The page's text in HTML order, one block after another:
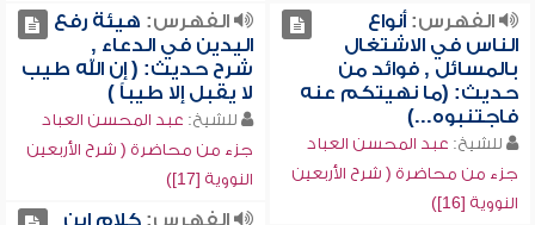
الفهرس:أنواع
الناس في الاشتغال
بالمسائل , فوائد من
حديث: (ما نهيتكم عنه
فاجتنبوه...)
للشيخ: عبد المحسن العباد
جزء من محاضرة ( شرح الأربعين
النووية [16])
الفهرس: هيئة رفع
اليدين في الدعاء ,
شرح حديث: ( إن الله طيب
لا يقبل إلا طيباً )
للشيخ: عبد المحسن العباد
جزء من محاضرة ( شرح الأربعين
النووية [17])
الفهرس:كلام ابن